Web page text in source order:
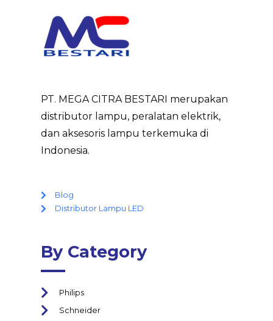
PT. MEGA CITRA BESTARI merupakan
distributor lampu, peralatan elektrik,
dan aksesoris lampu terkemuka di
Indonesia.
Blog
Distributor Lampu LED
By Category
Philips
Schneider